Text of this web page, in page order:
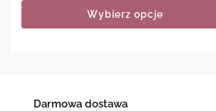
Wybierz opcje
Darmowa dostawa